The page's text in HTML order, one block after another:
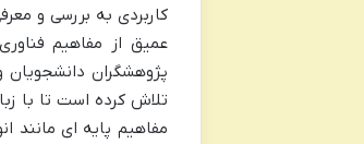
کاربردی به بررسی و
عمیق از مفاهیم
پژوهشگران
تلاش کرده است تا با